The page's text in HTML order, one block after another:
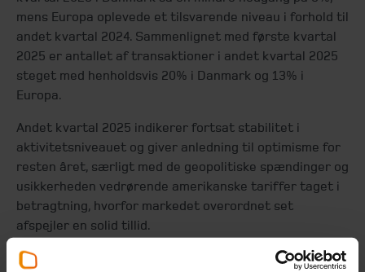
mens Europa oplevede et tilsvarende niveau i forhold til
andet kvartal 2024. Sammenlignet med første kvartal
2025 er antallet af transaktioner i andet kvartal 2025
steget med henholdsvis 20% i Danmark og 13% i
Europa.
Andet kvartal 2025 indikerer fortsat stabilitet i
aktivitetsniveauet og giver anledning til optimisme for
resten året, særligt med de geopolitiske spændinger og
usikkerheden vedrørende amerikanske tariffer taget i
betragtning, hvorfor markedet overordnet set
afspejler en solid tillid.